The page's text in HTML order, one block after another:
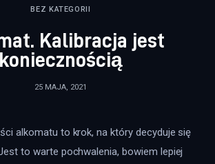
BEZ KATEGORII
Kalibracja jest
koniecznością
25 MAJA, 2021
alkomatu to krok, na który decyduje się
to warte pochwalenia, bowiem lepiej